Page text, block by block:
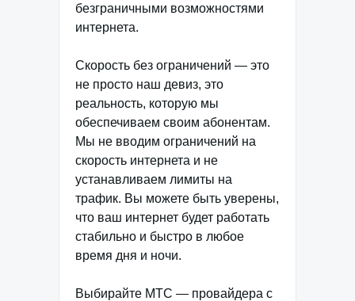
безграничными возможностями
интернета.
Скорость без ограничений — это
не просто наш девиз, это
реальность, которую мы
обеспечиваем своим абонентам.
Мы не вводим ограничений на
скорость интернета и не
устанавливаем лимиты на
трафик. Вы можете быть уверены,
что ваш интернет будет работать
стабильно и быстро в любое
время дня и ночи.
Выбирайте МТС — провайдера с